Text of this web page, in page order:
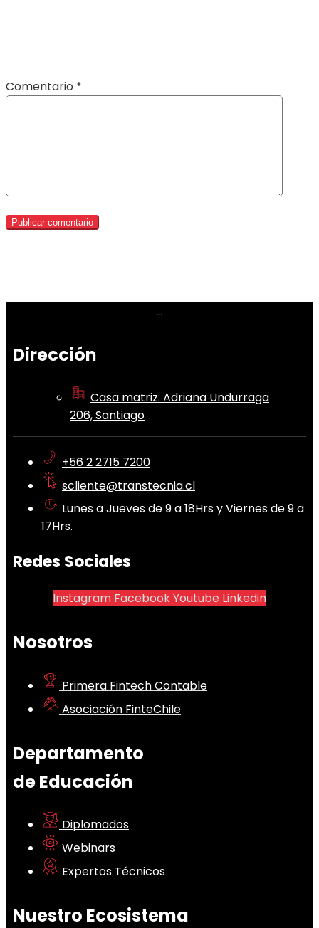
Comentario *
Dirección
Casa matriz: Adriana Undurraga
206, Santiago
+56 2 2715 7200
scliente@transtecnia.cl
Lunes a Jueves de 9 a 18Hrs y Viernes de 9 a
17Hrs.
Redes Sociales
Instagram FacebookYoutube Linkedin
Nosotros
Primera Fintech Contable
Asociación FinteChile
Departamento
de Educación
Diplomados
Webinars
Expertos Técnicos
Nuestro Ecosistema